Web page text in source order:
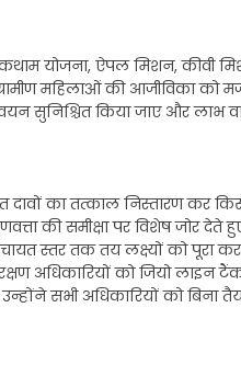
योजना, ऐपल मिशन, कीवी
महिलाओं की आजीविका को
सुनिश्चित किया जाए और लाभ
दावों का तत्काल निस्तारण कर
की समीक्षा पर विशेष जोर
स्तर तक तय लक्ष्यों को पूरा
अधिकारियों को जियो लाइन
सभी अधिकारियों को बिना